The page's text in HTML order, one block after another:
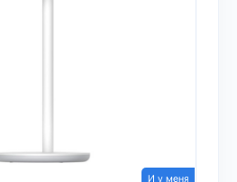
И у меня